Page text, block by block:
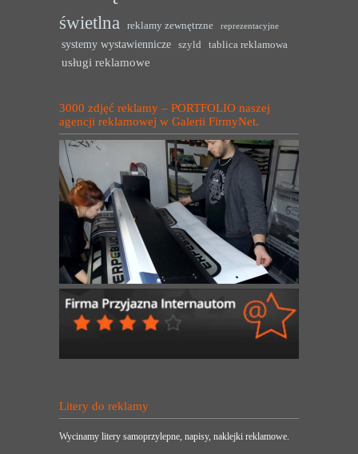
świetlna
reklamy zewnętrzne reprezentacyjne
systemy wystawiennicze szyld tablica reklamowa
usługi reklamowe
3000 zdjęć reklamy – PORTFOLIO naszej
agencji reklamowej w Galerii FirmyNet.
Litery do reklamy
Wycinamy litery samoprzylepne, napisy, naklejki reklamowe.